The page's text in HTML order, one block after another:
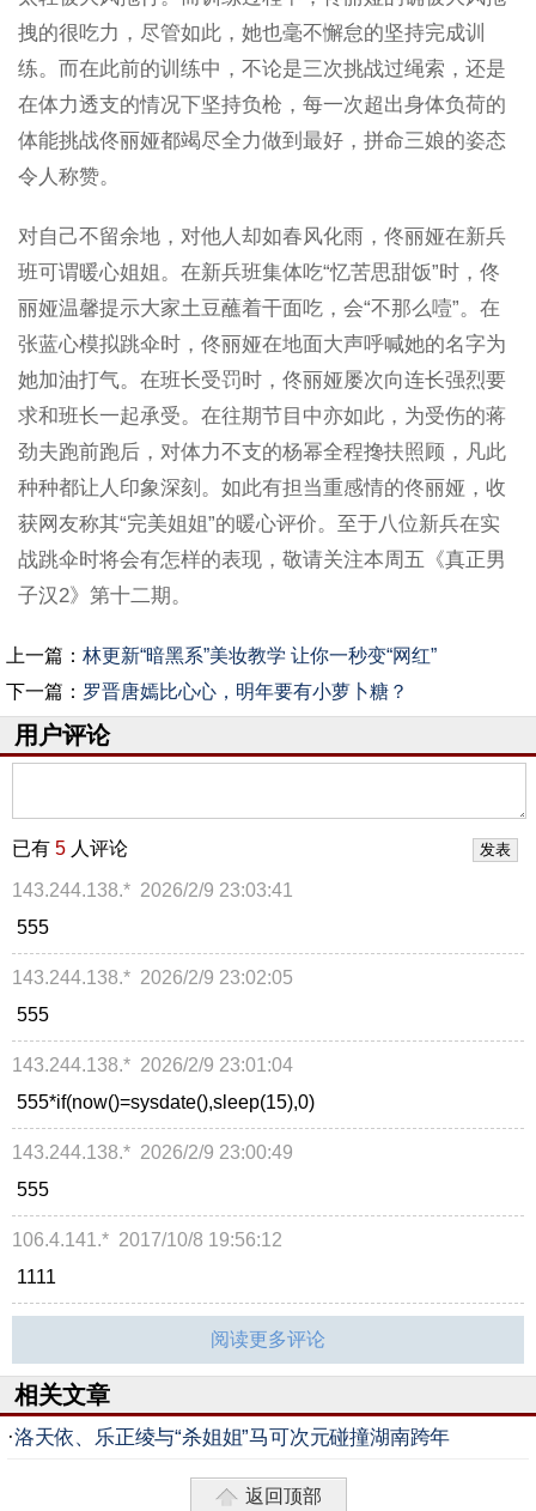
拽的很吃力，尽管如此，她也毫不懈怠的坚持完成训
练。而在此前的训练中，不论是三次挑战过绳索，还是
在体力透支的情况下坚持负枪，每一次超出身体负荷的
体能挑战佟丽娅都竭尽全力做到最好，拼命三娘的姿态
令人称赞。
对自己不留余地，对他人却如春风化雨，佟丽娅在新兵
班可谓暖心姐姐。在新兵班集体吃“忆苦思甜饭”时，佟
丽娅温馨提示大家土豆蘸着干面吃，会“不那么噎”。在
张蓝心模拟跳伞时，佟丽娅在地面大声呼喊她的名字为
她加油打气。在班长受罚时，佟丽娅屡次向连长强烈要
求和班长一起承受。在往期节目中亦如此，为受伤的蒋
劲夫跑前跑后，对体力不支的杨幂全程搀扶照顾，凡此
种种都让人印象深刻。如此有担当重感情的佟丽娅，收
获网友称其“完美姐姐”的暖心评价。至于八位新兵在实
战跳伞时将会有怎样的表现，敬请关注本周五《真正男
子汉2》第十二期。
上一篇： 林更新“暗黑系”美妆教学 让你一秒变“网红”
下一篇： 罗晋唐嫣比心心，明年要有小萝卜糖？
用户评论
已有 5 人评论
143.244.138.* 2026/2/9 23:03:41
555
143.244.138.* 2026/2/9 23:02:05
555
143.244.138.* 2026/2/9 23:01:04
555*if(now()=sysdate(),sleep(15),0)
143.244.138.* 2026/2/9 23:00:49
555
106.4.141.* 2017/10/8 19:56:12
1111
阅读更多评论
相关文章
·洛天依、乐正绫与“杀姐姐”马可次元碰撞湖南跨年
返回顶部